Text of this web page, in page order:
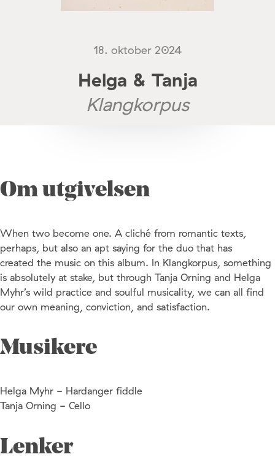
18. oktober 2024
Helga & Tanja
Klangkorpus
Om utgivelsen
When two become one. A cliché from romantic texts,
perhaps, but also an apt saying for the duo that has
created the music on this album. In Klangkorpus, something
is absolutely at stake, but through Tanja Orning and Helga
Myhr’s wild practice and soulful musicality, we can all find
our own meaning, conviction, and satisfaction.
Musikere
Helga Myhr - Hardanger fiddle
Tanja Orning - Cello
Lenker